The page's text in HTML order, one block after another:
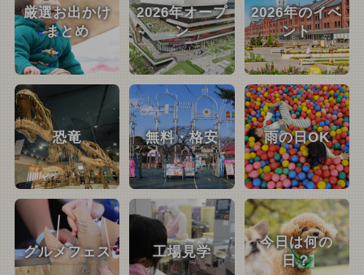
厳選お出かけ
まとめ
2026年オープ
ン
2026年のイベ
ント
恐竜 無料・格安 雨の日OK
グルメフェス 工場見学
今日は何の
日？